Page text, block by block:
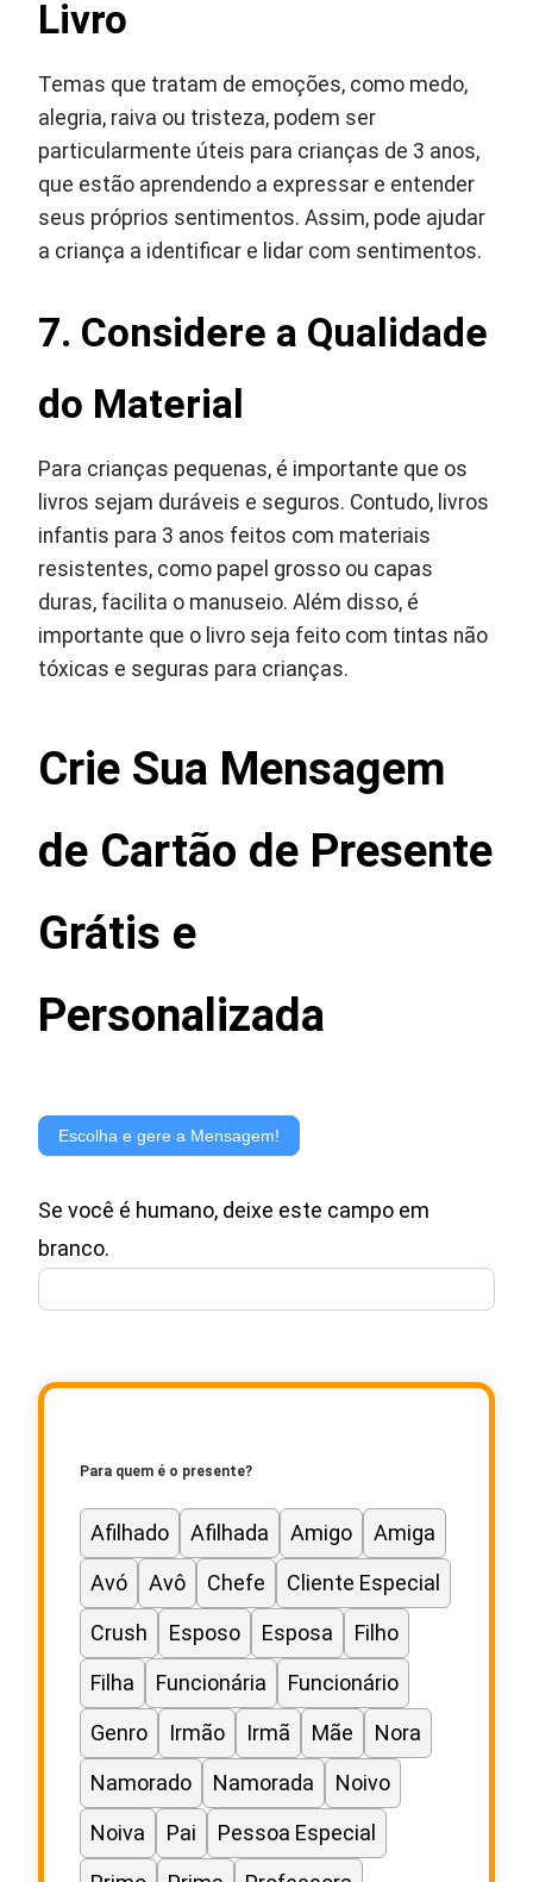
Livro
Temas que tratam de emoções, como medo,
alegria, raiva ou tristeza, podem ser
particularmente úteis para crianças de 3 anos,
que estão aprendendo a expressar e entender
seus próprios sentimentos. Assim, pode ajudar
a criança a identificar e lidar com sentimentos.
7. Considere a Qualidade
do Material
Para crianças pequenas, é importante que os
livros sejam duráveis e seguros. Contudo, livros
infantis para 3 anos feitos com materiais
resistentes, como papel grosso ou capas
duras, facilita o manuseio. Além disso, é
importante que o livro seja feito com tintas não
tóxicas e seguras para crianças.
Crie Sua Mensagem
de Cartão de Presente
Grátis e
Personalizada
de
para
Cartão
Escolha e gere a Mensagem!
Se você é humano, deixe este campo em
branco.
Para quem é o presente?
Afilhado Afilhada Amigo
Amiga
Avó
Avô Chefe
Cliente Especial
Crush
Esposo Esposa
Filho
Filha
Funcionária
Funcionário
Genro
Irmão Irmã Mãe
Nora
Namorado
Namorada
Noivo
Noiva
Pai
Pessoa Especial